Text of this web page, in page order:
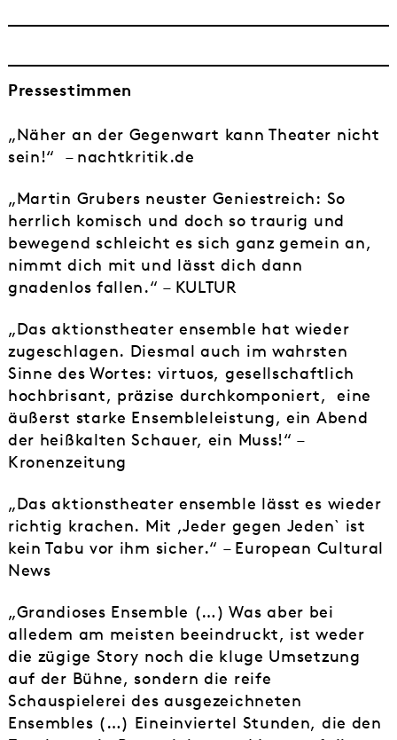
Pressestimmen
„Näher an der Gegenwart kann Theater nicht
sein!“ – nachtkritik.de
„Martin Grubers neuster Geniestreich: So
herrlich komisch und doch so traurig und
bewegend schleicht es sich ganz gemein an,
nimmt dich mit und lässt dich dann
gnadenlos fallen.“ – KULTUR
„Das aktionstheater ensemble hat wieder
zugeschlagen. Diesmal auch im wahrsten
Sinne des Wortes: virtuos, gesellschaftlich
hochbrisant, präzise durchkomponiert, eine
äußerst starke Ensembleleistung, ein Abend
der heißkalten Schauer, ein Muss!“ –
Kronenzeitung
„Das aktionstheater ensemble lässt es wieder
richtig krachen. Mit ,Jeder gegen Jeden` ist
kein Tabu vor ihm sicher.“ – European Cultural
News
„Grandioses Ensemble (…) Was aber bei
alledem am meisten beeindruckt, ist weder
die zügige Story noch die kluge Umsetzung
auf der Bühne, sondern die reife
Schauspielerei des ausgezeichneten
Ensembles (…) Eineinviertel Stunden, die den